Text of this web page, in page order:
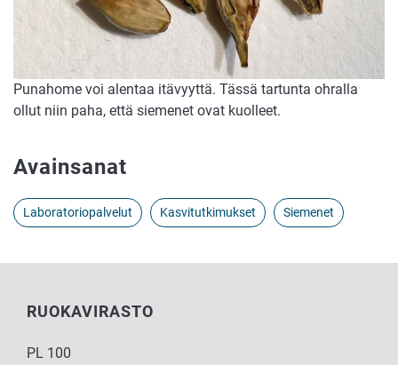
Punahome voi alentaa itävyyttä. Tässä tartunta ohralla
ollut niin paha, että siemenet ovat kuolleet.
Avainsanat
Laboratoriopalvelut Kasvitutkimukset Siemenet
RUOKAVIRASTO
PL 100